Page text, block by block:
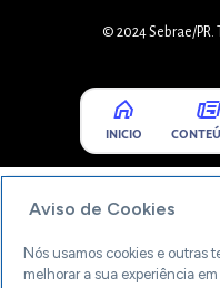
© 2024 Sebrae/
INICIO
Aviso de Cookies
Nós usamos cookies e outras
melhorar a sua experiência